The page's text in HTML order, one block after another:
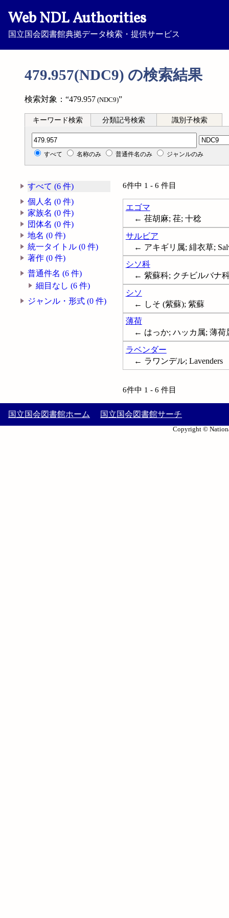
Web NDL Authorities
国立国会図書館典拠データ検索・提供サービス
479.957(NDC9) の検索結果
検索対象：“479.957 (NDC9)”
キーワード検索 分類記号検索 識別子検索
分類記号検索
すべて 名称のみ 普通件名のみ ジャンルのみ
すべて (6 件)
個人名 (0 件)
家族名 (0 件)
団体名 (0 件)
地名 (0 件)
統一タイトル (0 件)
著作 (0 件)
普通件名 (6 件)
細目なし (6 件)
ジャンル・形式 (0 件)
6件中 1 - 6 件目
エゴマ
← 荏胡麻; 荏; 十稔
サルビア
← アキギリ属; 緋衣草;
シソ科
← 紫蘇科; クチビルバナ科
シソ
← しそ (紫蘇); 紫蘇
薄荷
← はっか; ハッカ属; 薄荷
ラベンダー
← ラワンデル; Lavenders
6件中 1 - 6 件目
国立国会図書館ホーム 国立国会図書館サーチ
Copyright ©